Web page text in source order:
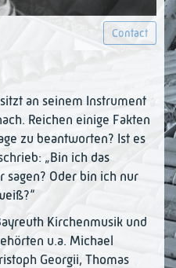
Contact
an seinem Instrument
Reichen einige Fakten
zu beantworten? Ist es
„Bin ich das
sagen? Oder bin ich nur
Kirchenmusik und
u.a. Michael
Georgii, Thomas